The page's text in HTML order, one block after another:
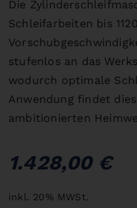
Die
Schleifarbeiten bis
stufenlos an das
wodurch optimale
Anwendung findet
ambitionierten
1.428,00 €
inkl. 20% MWSt.